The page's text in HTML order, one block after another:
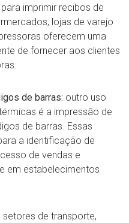
imprimir recibos de
lojas de varejo
oferecem uma
de fornecer aos clientes
de barras: outro uso
é a impressão de
de barras. Essas
a identificação de
de vendas e
em estabelecimentos
setores de transporte,